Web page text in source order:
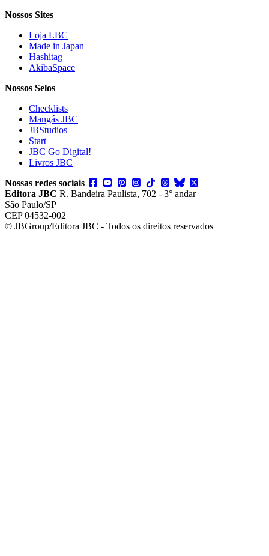
Nossos Sites
Loja LBC
Made in Japan
Hashitag
AkibaSpace
Nossos Selos
Checklists
Mangás JBC
JBStudios
Start
JBC Go Digital!
Livros JBC
Nossas redes sociais
Editora JBC R. Bandeira Paulista, 702 - 3° andar
São Paulo/SP
CEP 04532-002
© JBGroup/Editora JBC - Todos os direitos reservados